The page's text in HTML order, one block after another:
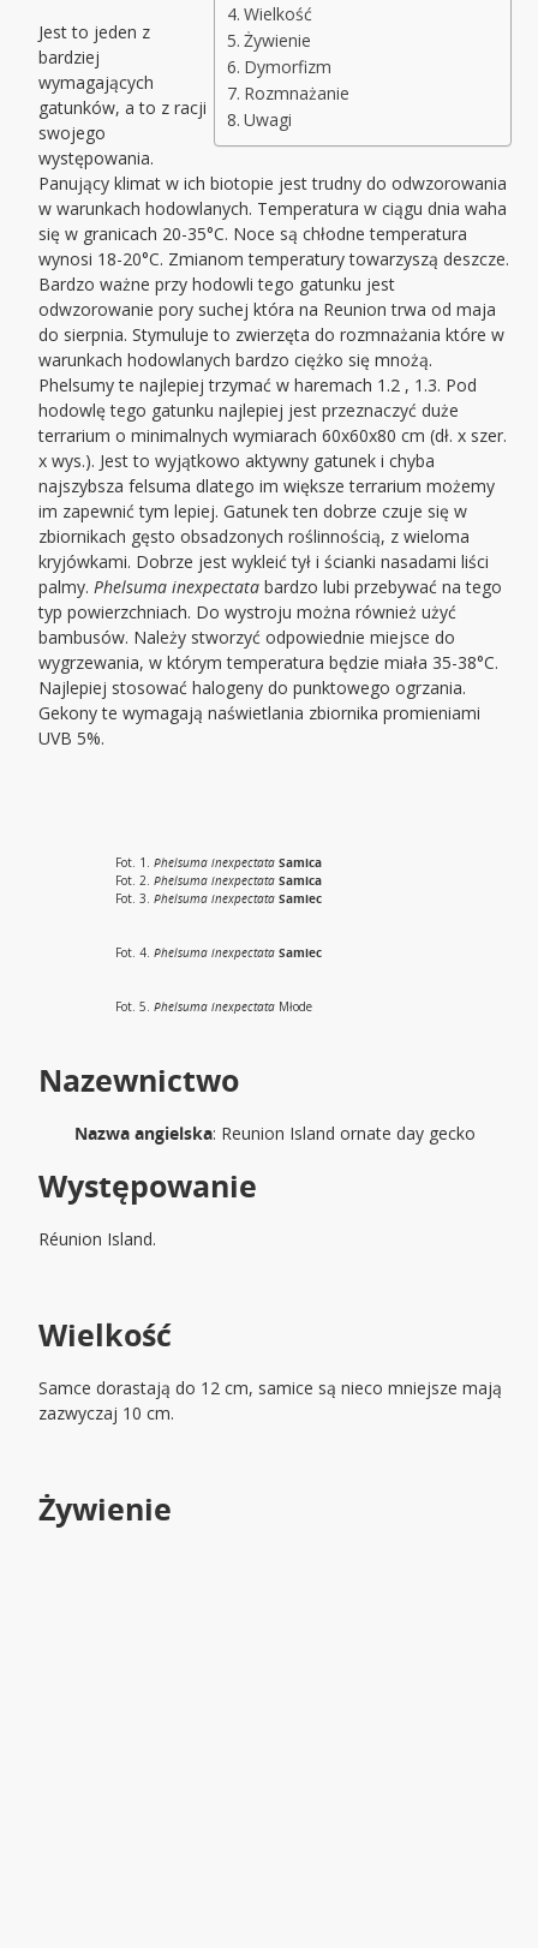
Wielkość
Żywienie
Dymorfizm
Rozmnażanie
Uwagi
Jest to jeden z
bardziej
wymagających
gatunków, a to z racji
swojego
występowania.
Panujący klimat w ich biotopie jest trudny do odwzorowania
w warunkach hodowlanych. Temperatura w ciągu dnia waha
się w granicach 20-35°C. Noce są chłodne temperatura
wynosi 18-20°C. Zmianom temperatury towarzyszą deszcze.
Bardzo ważne przy hodowli tego gatunku jest
odwzorowanie pory suchej która na Reunion trwa od maja
do sierpnia. Stymuluje to zwierzęta do rozmnażania które w
warunkach hodowlanych bardzo ciężko się mnożą.
Phelsumy te najlepiej trzymać w haremach 1.2 , 1.3. Pod
hodowlę tego gatunku najlepiej jest przeznaczyć duże
terrarium o minimalnych wymiarach 60x60x80 cm (dł. x szer.
x wys.). Jest to wyjątkowo aktywny gatunek i chyba
najszybsza felsuma dlatego im większe terrarium możemy
im zapewnić tym lepiej. Gatunek ten dobrze czuje się w
zbiornikach gęsto obsadzonych roślinnością, z wieloma
kryjówkami. Dobrze jest wykleić tył i ścianki nasadami liści
palmy. Phelsuma inexpectata bardzo lubi przebywać na tego
typ powierzchniach. Do wystroju można również użyć
bambusów. Należy stworzyć odpowiednie miejsce do
wygrzewania, w którym temperatura będzie miała 35-38°C.
Najlepiej stosować halogeny do punktowego ogrzania.
Gekony te wymagają naświetlania zbiornika promieniami
UVB 5%.
Fot. 1. Phelsuma inexpectata Samica
Fot. 2. Phelsuma inexpectata Samica
Fot. 3. Phelsuma inexpectata Samiec
Fot. 4. Phelsuma inexpectata Samiec
Fot. 5. Phelsuma inexpectataMłode
Nazewnictwo
Nazwa angielska: Reunion Island ornate day gecko
Występowanie
Réunion Island.
Wielkość
Samce dorastają do 12 cm, samice są nieco mniejsze mają
zazwyczaj 10 cm.
Żywienie